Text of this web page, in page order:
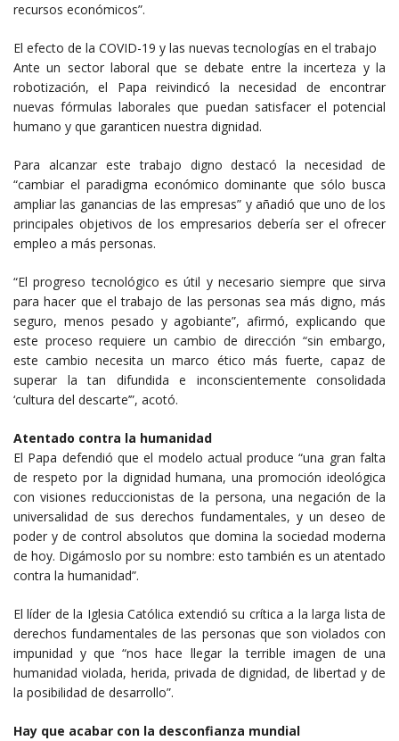
recursos económicos”.
El efecto de la COVID-19 y las nuevas tecnologías en el trabajo
Ante un sector laboral que se debate entre la incerteza y la
robotización, el Papa reivindicó la necesidad de encontrar
nuevas fórmulas laborales que puedan satisfacer el potencial
humano y que garanticen nuestra dignidad.
Para alcanzar este trabajo digno destacó la necesidad de
“cambiar el paradigma económico dominante que sólo busca
ampliar las ganancias de las empresas” y añadió que uno de los
principales objetivos de los empresarios debería ser el ofrecer
empleo a más personas.
“El progreso tecnológico es útil y necesario siempre que sirva
para hacer que el trabajo de las personas sea más digno, más
seguro, menos pesado y agobiante”, afirmó, explicando que
este proceso requiere un cambio de dirección “sin embargo,
este cambio necesita un marco ético más fuerte, capaz de
superar la tan difundida e inconscientemente consolidada
‘cultura del descarte’”, acotó.
Atentado contra la humanidad
El Papa defendió que el modelo actual produce “una gran falta
de respeto por la dignidad humana, una promoción ideológica
con visiones reduccionistas de la persona, una negación de la
universalidad de sus derechos fundamentales, y un deseo de
poder y de control absolutos que domina la sociedad moderna
de hoy. Digámoslo por su nombre: esto también es un atentado
contra la humanidad”.
El líder de la Iglesia Católica extendió su crítica a la larga lista de
derechos fundamentales de las personas que son violados con
impunidad y que “nos hace llegar la terrible imagen de una
humanidad violada, herida, privada de dignidad, de libertad y de
la posibilidad de desarrollo”.
Hay que acabar con la desconfianza mundial